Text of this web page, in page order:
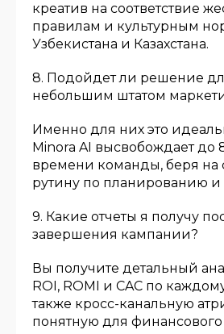
креатив на соответствие
правилам и культурным
Узбекистана и Казахстана.
8. Подойдет ли решение
небольшим штатом
Именно для них это
Minora AI высвобождает до
времени команды, беря на
рутину по планированию и
9. Какие отчеты я получу
завершения кампании?
Вы получите детальный
ROI, ROMI и CAC по
также кросс-канальную
понятную для